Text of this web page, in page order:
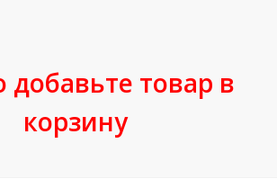
добавьте товар в
корзину